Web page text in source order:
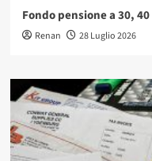
Fondo pensione a 30,
Renan 28 Luglio 2026